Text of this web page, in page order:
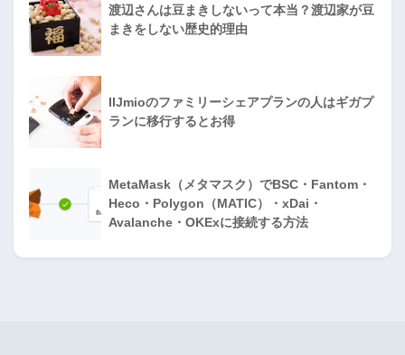
渡辺さんは豆まきしないって本当？渡辺家が豆
まきをしない歴史的理由
IIJmioのファミリーシェアプランの人はギガプ
ランに移行するとお得
MetaMask（メタマスク）でBSC・Fantom・
Heco・Polygon（MATIC）・xDai・
Avalanche・OKExに接続する方法